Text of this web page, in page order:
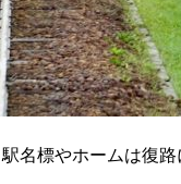
名標やホームは復路